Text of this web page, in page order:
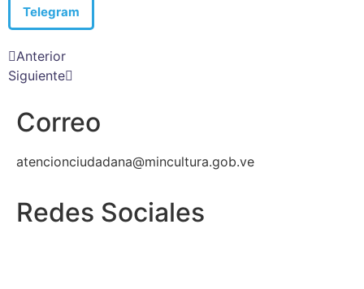
Telegram
Anterior
Siguiente
Correo
atencionciudadana@mincultura.gob.ve
Redes Sociales